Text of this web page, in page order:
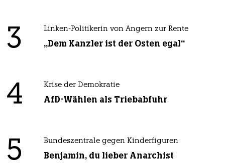
3 Linken-Politikerin von Angern zur Rente
„Dem Kanzler ist der Osten egal“
4 Krise der Demokratie
AfD-Wählen als Triebabfuhr
5 Bundeszentrale gegen Kinderfiguren
Benjamin, du lieber Anarchist